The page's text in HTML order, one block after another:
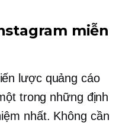
miễn
lược quảng cáo
trong những định
nhất. Không cần